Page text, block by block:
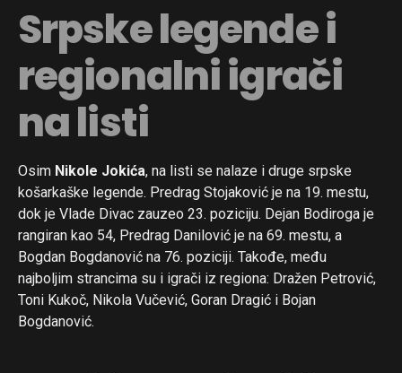
Srpske legende i
regionalni igrači
na listi
Osim Nikole Jokića, na listi se nalaze i druge srpske
košarkaške legende. Predrag Stojaković je na 19. mestu,
dok je Vlade Divac zauzeo 23. poziciju. Dejan Bodiroga je
rangiran kao 54, Predrag Danilović je na 69. mestu, a
Bogdan Bogdanović na 76. poziciji. Takođe, među
najboljim strancima su i igrači iz regiona: Dražen Petrović,
Toni Kukoč, Nikola Vučević, Goran Dragić i Bojan
Bogdanović.